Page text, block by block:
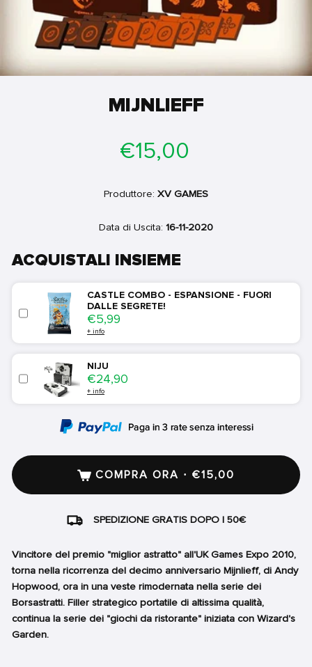
MIJNLIEFF
di
€15,00
Produttore: XV GAMES
Data di Uscita: 16-11-2020
ACQUISTALI INSIEME
CASTLE COMBO - ESPANSIONE - FUORI
DALLE SEGRETE!
Price
€5,99
+ info
NIJU
Price
€24,90
+ info
COMPRA ORA · €15,00
SPEDIZIONE GRATIS DOPO I 50€
Vincitore del premio "miglior astratto" all'UK Games Expo 2010,
torna nella ricorrenza del decimo anniversario Mijnlieff, di Andy
Hopwood, ora in una veste rimodernata nella serie dei
Borsastratti. Filler strategico portatile di altissima qualità,
continua la serie dei "giochi da ristorante" iniziata con Wizard's
Garden.